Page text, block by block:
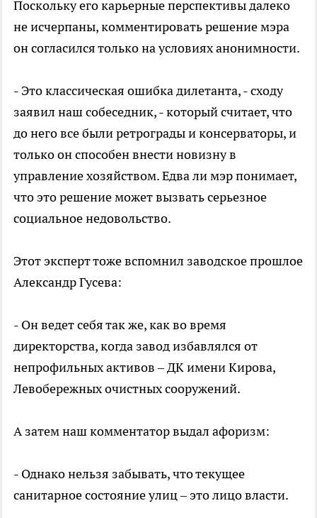
Поскольку его карьерные перспективы далеко
не исчерпаны, комментировать решение мэра
он согласился только на условиях анонимности.
- Это классическая ошибка дилетанта, - сходу
заявил наш собеседник, - который считает, что
до него все были ретрограды и консерваторы, и
только он способен внести новизну в
управление хозяйством. Едва ли мэр понимает,
что это решение может вызвать серьезное
социальное недовольство.
Этот эксперт тоже вспомнил заводское прошлое
Александр Гусева:
- Он ведет себя так же, как во время
директорства, когда завод избавлялся от
непрофильных активов – ДК имени Кирова,
Левобережных очистных сооружений.
А затем наш комментатор выдал афоризм:
- Однако нельзя забывать, что текущее
санитарное состояние улиц – это лицо власти.